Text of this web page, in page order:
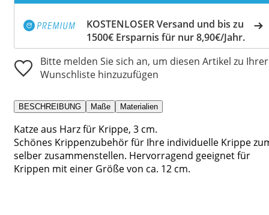
KOSTENLOSER Versand und bis zu
1500€ Ersparnis für nur 8,90€/Jahr.
Bitte melden Sie sich an, um diesen Artikel zu Ihrer
Wunschliste hinzuzufügen
BESCHREIBUNG Maße Materialien
Katze aus Harz für Krippe, 3 cm.
Schönes Krippenzubehör für Ihre individuelle Krippe
selber zusammenstellen. Hervorragend geeignet für
Krippen mit einer Größe von ca. 12 cm.